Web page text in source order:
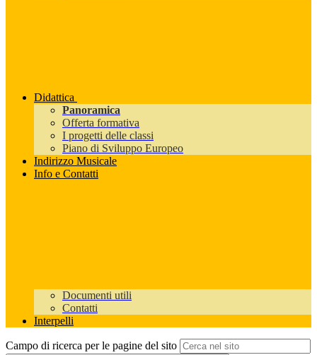
Didattica
Panoramica
Offerta formativa
I progetti delle classi
Piano di Sviluppo Europeo
Indirizzo Musicale
Info e Contatti
Documenti utili
Contatti
Interpelli
Campo di ricerca per le pagine del sito